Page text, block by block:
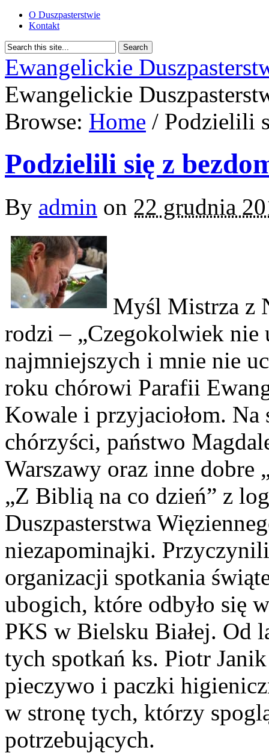
O Duszpasterstwie
Kontakt
Ewangelickie
Ewangelickie
Browse: Home / Podzielili
Podzielili się z
By admin on 22 grudnia
Myśl Mistrza z
rodzi – „Czegokolwiek
najmniejszych i mnie nie
roku chórowi Parafii
Kowale i przyjaciołom.
chórzyści, państwo
Warszawy oraz inne dobre
„Z Biblią na co dzień” z
Duszpasterstwa
niezapominajki.
organizacji spotkania
ubogich, które odbyło się
PKS w Bielsku Białej. Od
tych spotkań ks. Piotr
pieczywo i paczki
w stronę tych, którzy
potrzebujących.